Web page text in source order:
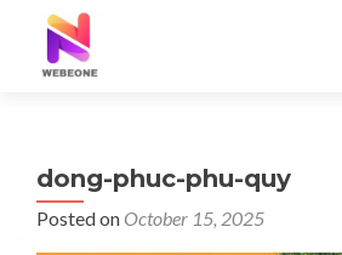
dong-phuc-phu-quy
Posted on October 15, 2025